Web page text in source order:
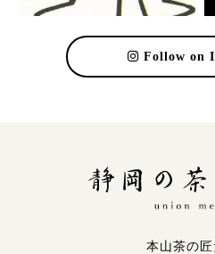
Follow on
本山茶の匠